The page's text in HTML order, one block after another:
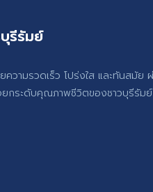
รีรัมย์
ความรวดเร็ว โปร่งใส และทันสมัย
ยกระดับคุณภาพชีวิตของชาวบุรีรัมย์